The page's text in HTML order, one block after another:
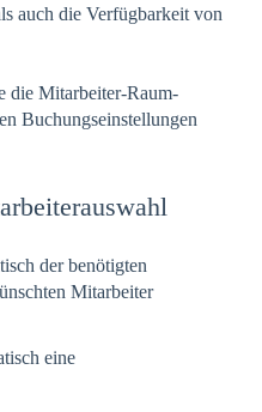
auch die Verfügbarkeit von
die Mitarbeiter-Raum-
Buchungseinstellungen
der benötigten
Mitarbeiter
eine